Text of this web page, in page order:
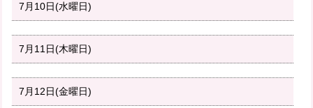
7月10日(水曜日)
7月11日(木曜日)
7月12日(金曜日)